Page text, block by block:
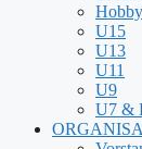
Hobby
U15
U13
U11
U9
U7 &